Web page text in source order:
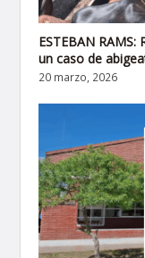
ESTEBAN
un caso de
20 marzo, 2026